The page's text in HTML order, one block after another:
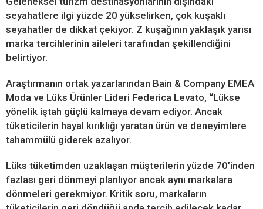
seyahatlere ilgi yüzde 20 yükselirken, çok kuşaklı
seyahatler de dikkat çekiyor. Z kuşağının yaklaşık yarısı
marka tercihlerinin aileleri tarafından şekillendiğini
belirtiyor.
Araştırmanın ortak yazarlarından Bain & Company EMEA
Moda ve Lüks Ürünler Lideri Federica Levato, “Lükse
yönelik iştah güçlü kalmaya devam ediyor. Ancak
tüketicilerin hayal kırıklığı yaratan ürün ve deneyimlere
tahammülü giderek azalıyor.
Lüks tüketimden uzaklaşan müşterilerin yüzde 70’inden
fazlası geri dönmeyi planlıyor ancak aynı markalara
dönmeleri gerekmiyor. Kritik soru, markaların